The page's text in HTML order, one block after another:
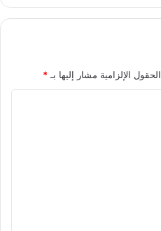
الحقول الإلزامية مشار إليها بـ *